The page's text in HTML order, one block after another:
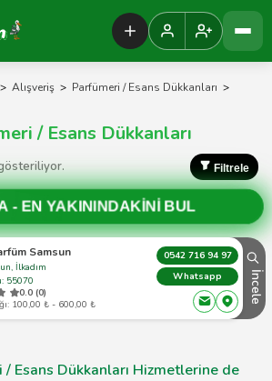
> Alışveriş > Parfümeri / Esans Dükkanları >
/ Esans Dükkanları
Filtrele
-EN YAKININDAKİNİ BUL
Samsun
İlkadım
55070
0.0 (0)
100,00 ₺ - 600,00 ₺
0542 716 94 97
Whatsapp
İncele
Esans Dükkanları Hizmetlerine de